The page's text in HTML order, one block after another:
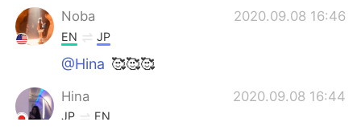
Noba 2020.09.08 16:46
EN JP
@Hina 🥰🥰🥰
Hina 2020.09.08 16:44
JP EN